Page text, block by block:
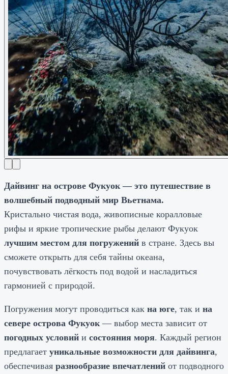
Дайвинг на острове Фукуок — это путешествие в
волшебный подводный мир Вьетнама.
Кристально чистая вода, живописные коралловые
рифы и яркие тропические рыбы делают Фукуок
лучшим местом для погружений в стране. Здесь вы
сможете открыть для себя тайны океана,
почувствовать лёгкость под водой и насладиться
гармонией с природой.
Погружения могут проводиться как на юге, так и на
севере острова Фукуок — выбор места зависит от
погодных условий и состояния моря. Каждый регион
предлагает уникальные возможности для дайвинга,
обеспечивая разнообразие впечатлений от подводного